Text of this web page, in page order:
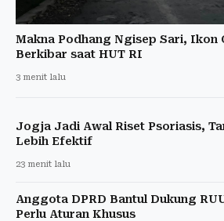
Makna Podhang Ngisep Sari, Ikon
Berkibar saat HUT RI
3 menit lalu
Jogja Jadi Awal Riset Psoriasis,
Lebih Efektif
23 menit lalu
Anggota DPRD Bantul Dukung
Perlu Aturan Khusus